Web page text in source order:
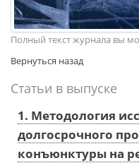
Полный текст журнала вы
Вернуться назад
Статьи в выпуске
1. Методология
долгосрочного
конъюнктуры на